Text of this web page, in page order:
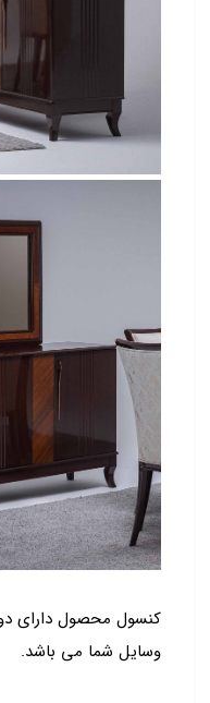
کنسول محصول دارای
وسایل شما می باشد.